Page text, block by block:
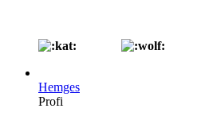
Hemges
Profi